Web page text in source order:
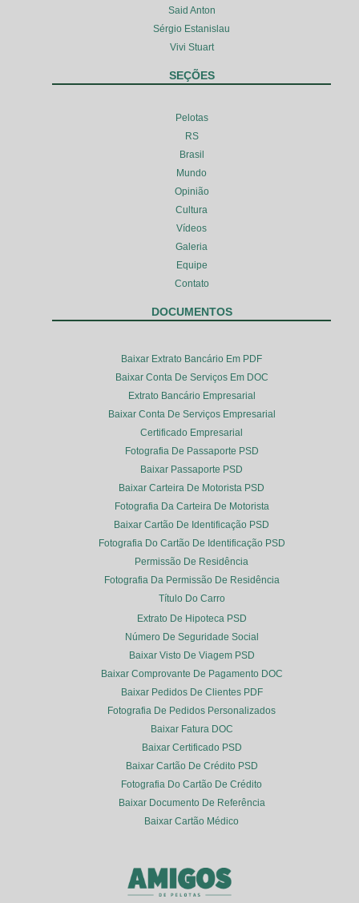
Said Anton
Sérgio Estanislau
Vivi Stuart
SEÇÕES
Pelotas
RS
Brasil
Mundo
Opinião
Cultura
Vídeos
Galeria
Equipe
Contato
DOCUMENTOS
Baixar Extrato Bancário Em PDF
Baixar Conta De Serviços Em DOC
Extrato Bancário Empresarial
Baixar Conta De Serviços Empresarial
Certificado Empresarial
Fotografia De Passaporte PSD
Baixar Passaporte PSD
Baixar Carteira De Motorista PSD
Fotografia Da Carteira De Motorista
Baixar Cartão De Identificação PSD
Fotografia Do Cartão De Identificação PSD
Permissão De Residência
Fotografia Da Permissão De Residência
Título Do Carro
Extrato De Hipoteca PSD
Número De Seguridade Social
Baixar Visto De Viagem PSD
Baixar Comprovante De Pagamento DOC
Baixar Pedidos De Clientes PDF
Fotografia De Pedidos Personalizados
Baixar Fatura DOC
Baixar Certificado PSD
Baixar Cartão De Crédito PSD
Fotografia Do Cartão De Crédito
Baixar Documento De Referência
Baixar Cartão Médico